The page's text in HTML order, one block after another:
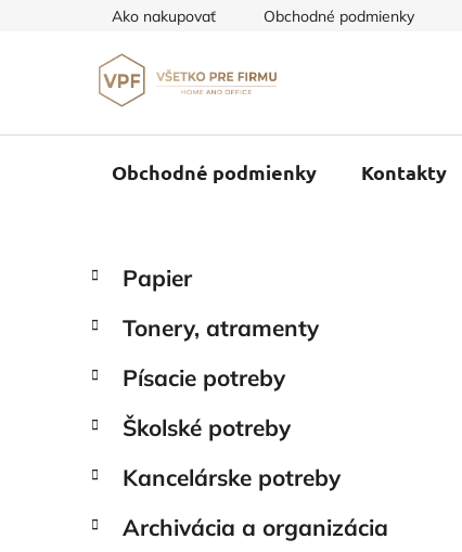
Ako nakupovať Obchodné podmienky
Obchodné podmienky Kontakty
B
č
ý
a
n
e
l
kategórie
K
a
e
ó
i
Papier
Tonery, atramenty
Písacie potreby
Školské potreby
Kancelárske potreby
Archivácia a organizácia